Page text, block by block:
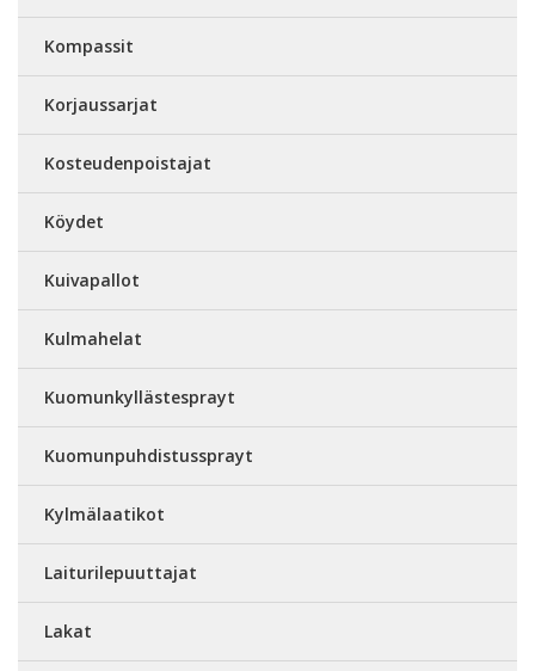
Kompassit
Korjaussarjat
Kosteudenpoistajat
Köydet
Kuivapallot
Kulmahelat
Kuomunkyllästesprayt
Kuomunpuhdistussprayt
Kylmälaatikot
Laiturilepuuttajat
Lakat